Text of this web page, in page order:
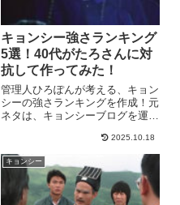
キョンシー強さランキング
5選！40代がたろさんに対
抗して作ってみた！
管理人ひろぽんが考える、キョン
シーの強さランキングを作成！元
ネタは、キョンシーブログを運営
グに異論はないが、たろさんと同
じく、独断と偏見でランキングを
作ってみました。キョンシーファ
ンの皆様のランキングは？コメ
ン...
2025.10.18
キョンシー